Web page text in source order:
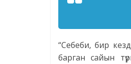
“Себеби, бир
барган сайын